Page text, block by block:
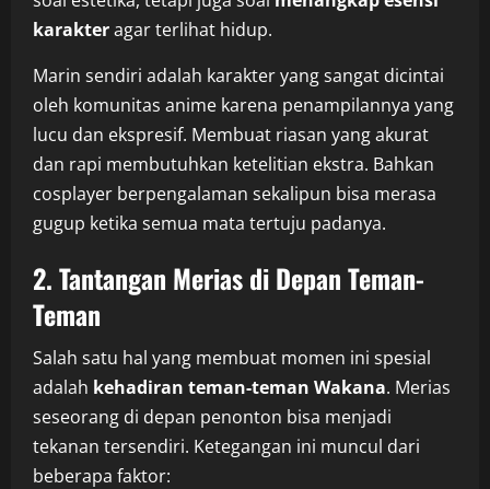
karakteragar terlihat hidup.
Marin sendiri adalah karakter yang sangat dicintai
oleh komunitas anime karena penampilannya yang
lucu dan ekspresif. Membuat riasan yang akurat
dan rapi membutuhkan ketelitian ekstra. Bahkan
cosplayer berpengalaman sekalipun bisa merasa
gugup ketika semua mata tertuju padanya.
2. Tantangan Merias di Depan Teman-
Teman
Salah satu hal yang membuat momen ini spesial
adalah kehadiran teman-teman Wakana. Merias
seseorang di depan penonton bisa menjadi
tekanan tersendiri. Ketegangan ini muncul dari
beberapa faktor: